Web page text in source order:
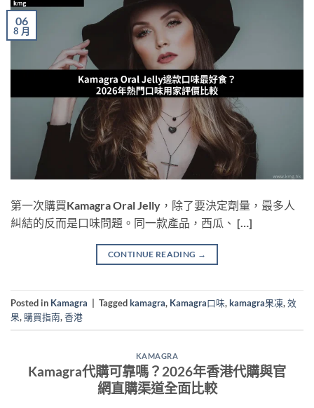
06
8 月
第一次購買Kamagra Oral Jelly，除了要決定劑量，最多人
糾結的反而是口味問題。同一款產品，西瓜、 […]
CONTINUE READING →
Posted in Kamagra Taggedkamagra, Kamagra口味,kamagra果凍,效
果, 購買指南,香港
KAMAGRA
Kamagra代購可靠嗎？2026年香港代購與官
網直購渠道全面比較